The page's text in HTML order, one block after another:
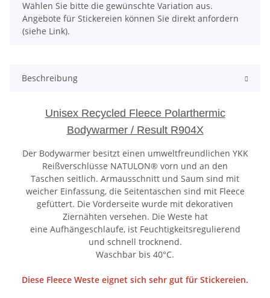
x
Wählen Sie bitte die gewünschte Variation aus.
Angebote für Stickereien können Sie direkt anfordern
(siehe Link).
Beschreibung
Unisex Recycled Fleece Polarthermic
Bodywarmer / Result R904X
Der Bodywarmer besitzt einen umweltfreundlichen YKK
Reißverschlüsse NATULON® vorn und an den
Taschen seitlich. Armausschnitt und Saum sind mit
weicher Einfassung, die Seitentaschen sind mit Fleece
gefüttert. Die Vorderseite wurde mit dekorativen
Ziernähten versehen. Die Weste hat
eine Aufhängeschlaufe, ist Feuchtigkeitsregulierend
und schnell trocknend.
Waschbar bis 40°C.
Diese Fleece Weste eignet sich sehr gut für Stickereien.